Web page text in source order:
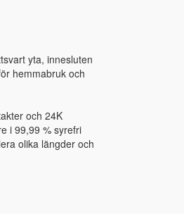
yta, innesluten
hemmabruk och
och 24K
i 99,99 % syrefri
olika längder och